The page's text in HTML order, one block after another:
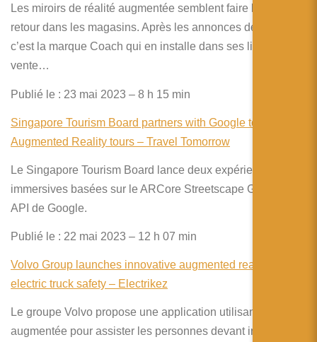
Les miroirs de réalité augmentée semblent faire leur grand
retour dans les magasins. Après les annonces de Snap,
c’est la marque Coach qui en installe dans ses lieux de
vente…
Publié le : 23 mai 2023 – 8 h 15 min
Singapore Tourism Board partners with Google to create
Augmented Reality tours – Travel Tomorrow
Le Singapore Tourism Board lance deux expériences
immersives basées sur le ARCore Streetscape Geometry
API de Google.
Publié le : 22 mai 2023 – 12 h 07 min
Volvo Group launches innovative augmented reality app for
electric truck safety – Electrikez
Le groupe Volvo propose une application utilisant la réalité
augmentée pour assister les personnes devant intervenir